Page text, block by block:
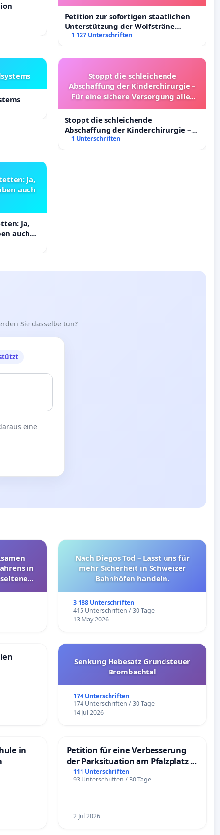
Petition zur sofortigen staatlichen
Unterstützung der Wolfsträne
Leipzig in der Trauerbewältigung
1 127 Unterschriften
Stoppt die schleichende
Abschaffung der Kinderchirurgie –
Für eine sichere Versorgung aller
Stoppt die schleichende
Abschaffung der Kinderchirurgie –
Für eine sichere Versorgung aller
1 Unterschriften
Ja,
auch
Ja,
auch
Sie dasselbe tun?
eine
in
Nach Diegos Tod – Lasst uns für
mehr Sicherheit in Schweizer
Bahnhöfen handeln.
3 188 Unterschriften
415 Unterschriften / 30 Tage
13 May 2026
Senkung Hebesatz Grundsteuer
Brombachtal
174 Unterschriften
174 Unterschriften / 30 Tage
14 Jul 2026
in
Petition für eine Verbesserung
der Parksituation am Pfalzplatz in
Mannheim
111 Unterschriften
93 Unterschriften / 30 Tage
2 Jul 2026